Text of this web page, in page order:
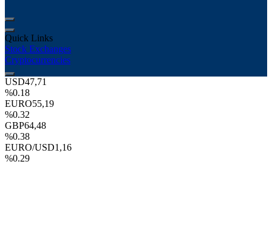
Quick Links
Stock Exchanges
Cryptocurrencies
USD47,71
%0.18
EURO55,19
%0.32
GBP64,48
%0.38
EURO/USD1,16
%0.29